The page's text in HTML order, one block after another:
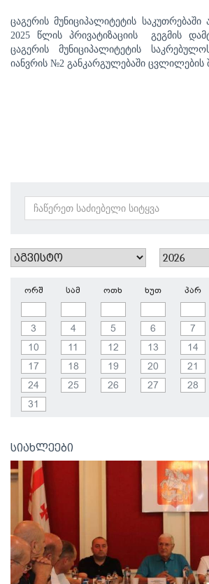
ცაგერის მუნიციპალიტეტის საკუთრებაში
2025 წლის პრივატიზაციის
გეგმის
ცაგერის მუნიციპალიტეტის
იანვრის №2 განკარგულებაში ცვლილების
ორშ სამ ოთხ ხუთ პარ
3
4 5 6 7
10
11 12 13 14
17
18 19 20 21
24
25 26 27 28
31
სიახლეები